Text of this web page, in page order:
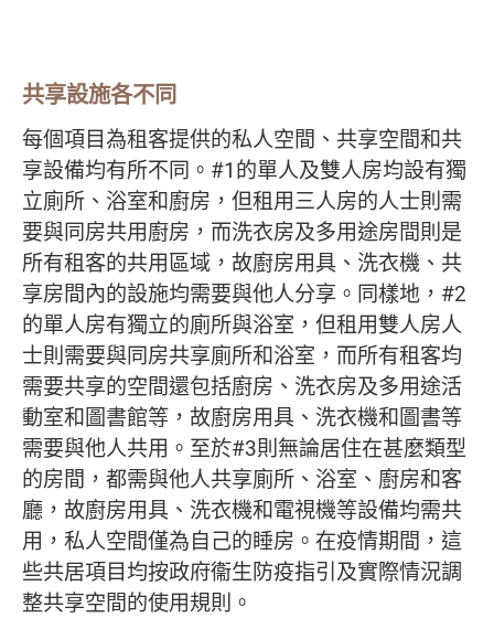
共享設施各不同
每個項目為租客提供的私人空間、共享空間和共
享設備均有所不同。#1的單人及雙人房均設有獨
立廁所、浴室和廚房，但租用三人房的人士則需
要與同房共用廚房，而洗衣房及多用途房間則是
所有租客的共用區域，故廚房用具、洗衣機、共
享房間內的設施均需要與他人分享。同樣地，#2
的單人房有獨立的廁所與浴室，但租用雙人房人
士則需要與同房共享廁所和浴室，而所有租客均
需要共享的空間還包括廚房、洗衣房及多用途活
動室和圖書館等，故廚房用具、洗衣機和圖書等
需要與他人共用。至於#3則無論居住在甚麼類型
的房間，都需與他人共享廁所、浴室、廚房和客
廳，故廚房用具、洗衣機和電視機等設備均需共
用，私人空間僅為自己的睡房。在疫情期間，這
些共居項目均按政府衞生防疫指引及實際情況調
整共享空間的使用規則。